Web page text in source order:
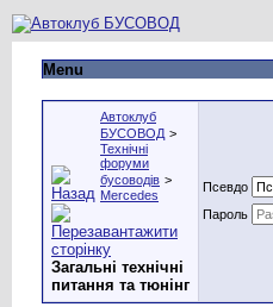
Menu
Автоклуб
БУСОВОД >
Технічні
форуми
бусоводів >
Mercedes
Загальні технічні
питання та тюнінг
Псевдо
Пароль